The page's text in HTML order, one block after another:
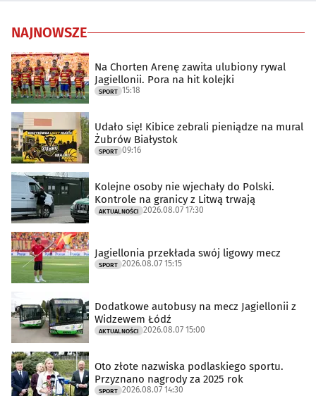
NAJNOWSZE
Na Chorten Arenę zawita ulubiony rywal
Jagiellonii. Pora na hit kolejki
SPORT 15:18
Udało się! Kibice zebrali pieniądze na mural
Żubrów Białystok
SPORT 09:16
Kolejne osoby nie wjechały do Polski.
Kontrole na granicy z Litwą trwają
AKTUALNOŚCI 2026.08.07 17:30
Jagiellonia przekłada swój ligowy mecz
SPORT 2026.08.07 15:15
Dodatkowe autobusy na mecz Jagiellonii z
Widzewem Łódź
AKTUALNOŚCI 2026.08.07 15:00
Oto złote nazwiska podlaskiego sportu.
Przyznano nagrody za 2025 rok
SPORT 2026.08.07 14:30